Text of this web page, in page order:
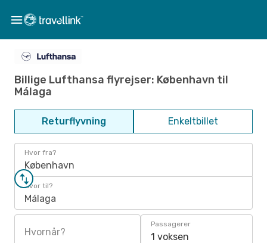
Billige Lufthansa flyrejser: København til
Málaga
Returflyvning Enkeltbillet
Hvor fra?
København
Hvor til?
Málaga
Hvornår?
Passagerer
1 voksen